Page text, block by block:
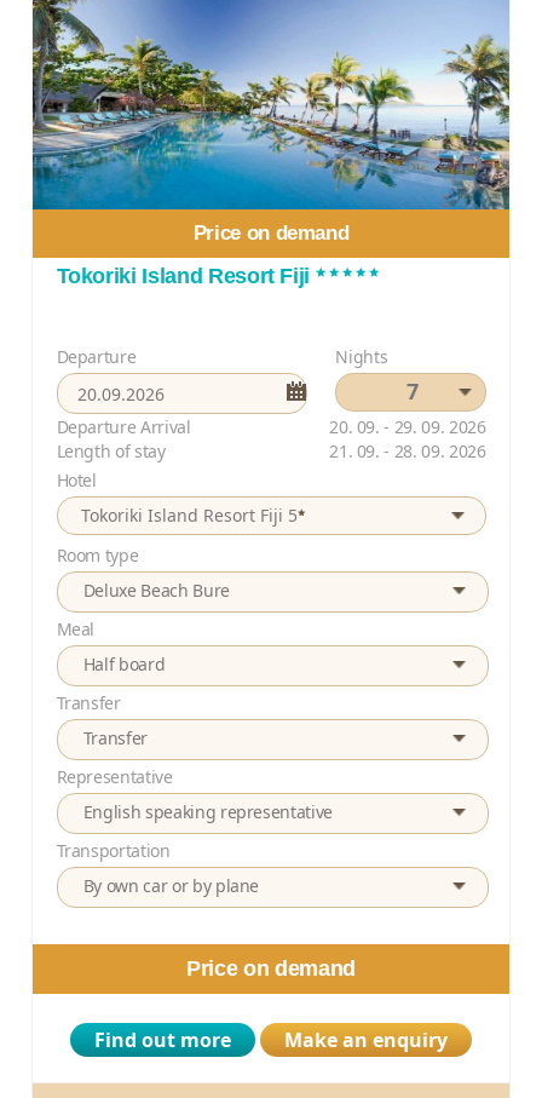
Price on demand
Tokoriki Island Resort Fiji *****
Departure Nights
7
Departure Arrival
20. 09. - 29. 09. 2026
Length of stay
21. 09. - 28. 09. 2026
Hotel
Tokoriki Island Resort Fiji 5*
Room type
Deluxe Beach Bure
Meal
Half board
Transfer
Transfer
Representative
English speaking representative
Transportation
By own car or by plane
Price on demand
Find out more Make an enquiry